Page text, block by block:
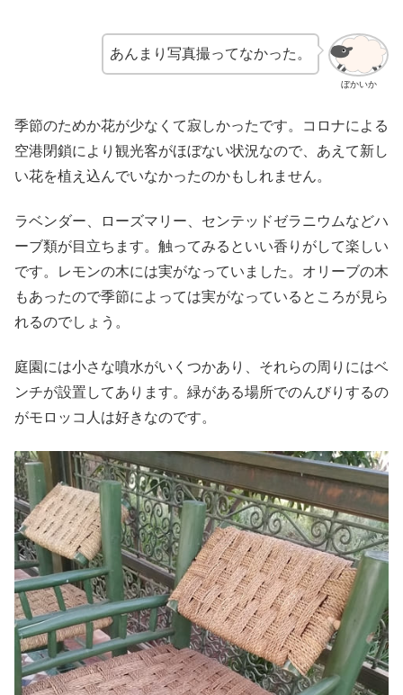
ぼかいか
あんまり写真撮ってなかった。
季節のためか花が少なくて寂しかったです。コロナによる
空港閉鎖により観光客がほぼない状況なので、あえて新し
い花を植え込んでいなかったのかもしれません。
ラベンダー、ローズマリー、センテッドゼラニウムなどハ
ーブ類が目立ちます。触ってみるといい香りがして楽しい
です。レモンの木には実がなっていました。オリーブの木
もあったので季節によっては実がなっているところが見ら
れるのでしょう。
庭園には小さな噴水がいくつかあり、それらの周りにはベ
ンチが設置してあります。緑がある場所でのんびりするの
がモロッコ人は好きなのです。